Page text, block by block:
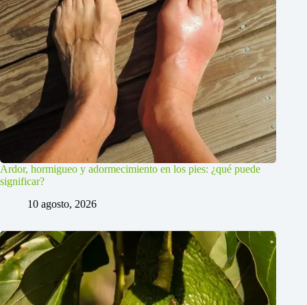
Ardor, hormigueo y adormecimiento en los pies: ¿qué puede
significar?
10 agosto, 2026